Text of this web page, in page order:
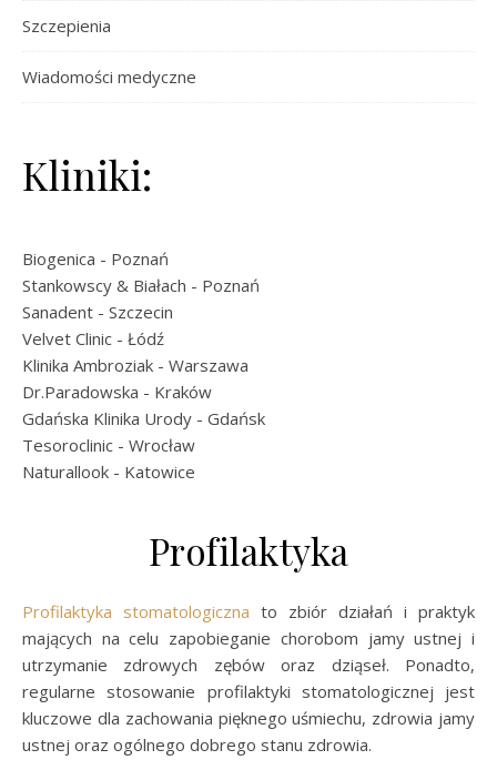
Szczepienia
Wiadomości medyczne
Kliniki:
Biogenica - Poznań
Stankowscy & Białach - Poznań
Sanadent - Szczecin
Velvet Clinic - Łódź
Klinika Ambroziak - Warszawa
Dr.Paradowska - Kraków
Gdańska Klinika Urody - Gdańsk
Tesoroclinic - Wrocław
Naturallook - Katowice
Profilaktyka
Profilaktyka stomatologiczna to zbiór działań i praktyk
mających na celu zapobieganie chorobom jamy ustnej i
utrzymanie zdrowych zębów oraz dziąseł. Ponadto,
regularne stosowanie profilaktyki stomatologicznej jest
kluczowe dla zachowania pięknego uśmiechu, zdrowia jamy
ustnej oraz ogólnego dobrego stanu zdrowia.